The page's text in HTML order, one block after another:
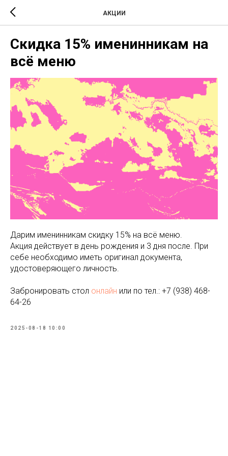
АКЦИИ
Скидка 15% именинникам на
всё меню
Дарим именинникам скидку 15% на всё меню.
Акция действует в день рождения и 3 дня после. При
себе необходимо иметь оригинал документа,
удостоверяющего личность.
Забронировать стол онлайн или по тел.: +7 (938) 468-
64-26
2025-08-18 10:00